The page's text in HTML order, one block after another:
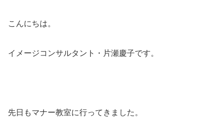
こんにちは。
イメージコンサルタント・片瀬慶子です。
先日もマナー教室に行ってきました。